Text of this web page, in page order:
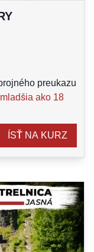
preukazu
ako 18
ÍSŤ NA KURZ